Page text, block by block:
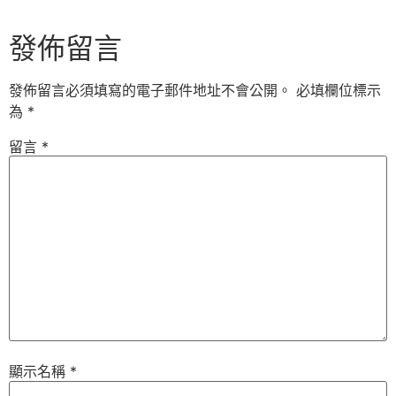
發佈留言
發佈留言必須填寫的電子郵件地址不會公開。 必填欄位標示
為 *
留言 *
顯示名稱 *